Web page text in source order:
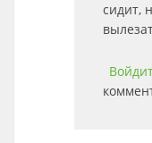
сидит,